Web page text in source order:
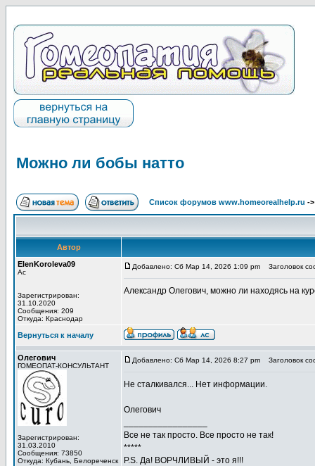
Можно ли бобы натто
Список форумов www.homeorealhelp.ru -
Автор
ElenKoroleva09
Ас
Зарегистрирован:
31.10.2020
Сообщения: 209
Откуда: Краснодар
Добавлено: Сб Мар 14, 2026 1:09 pm Заголовок
Александр Олегович, можно ли находясь на
Вернуться к началу
Олегович
ГОМЕОПАТ-КОНСУЛЬТАНТ
Зарегистрирован:
31.03.2010
Сообщения: 73850
Откуда: Кубань, Белореченск
Добавлено: Сб Мар 14, 2026 8:27 pm Заголовок
Не сталкивался... Нет информации.
Олегович
Все не так просто. Все просто не так!
*****
P.S. Да! ВОРЧЛИВЫЙ - это я!!!